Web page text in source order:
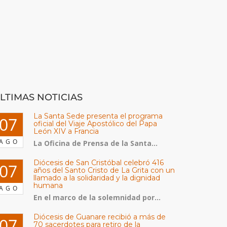
NOTICIAS
La Santa Sede presenta el programa
oficial del Viaje Apostólico del Papa
León XIV a Francia
La Oficina de Prensa de la Santa...
Diócesis de San Cristóbal celebró 416
años del Santo Cristo de La Grita con un
llamado a la solidaridad y la dignidad
humana
En el marco de la solemnidad por...
Diócesis de Guanare recibió a más de
70 sacerdotes para retiro de la